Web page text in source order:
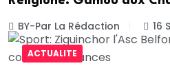
BY-Par La Rédaction 16
ACTUALITE